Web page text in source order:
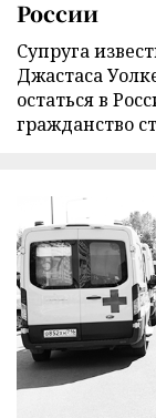
России
Супруга
Джастаса
остаться в
гражданство